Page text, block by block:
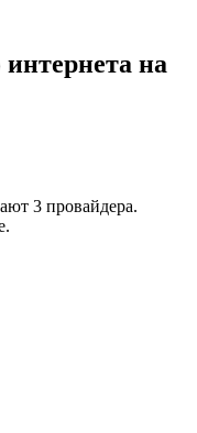
на
3 провайдера.